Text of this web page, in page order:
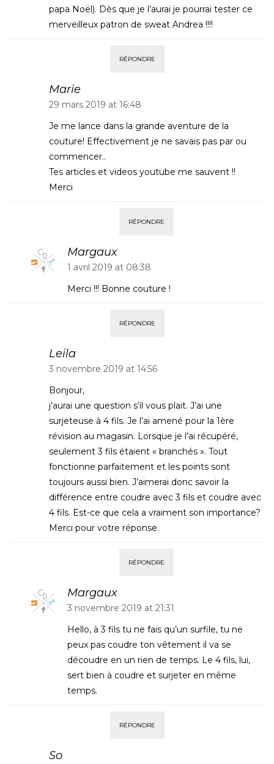
papa Noël). Dès que je l’aurai je pourrai tester ce
merveilleux patron de sweat Andrea !!!!
RÉPONDRE
Marie
29 mars 2019 at 16:48
Je me lance dans la grande aventure de la
couture! Effectivement je ne savais pas par ou
commencer..
Tes articles et videos youtube me sauvent !!
Merci
RÉPONDRE
Margaux
1 avril 2019 at 08:38
Merci !!! Bonne couture !
RÉPONDRE
Leila
3 novembre 2019 at 14:56
Bonjour,
j’aurai une question s’il vous plait. J’ai une
surjeteuse à 4 fils. Je l’ai amené pour la 1ère
révision au magasin. Lorsque je l’ai récupéré,
seulement 3 fils étaient « branchés ». Tout
fonctionne parfaitement et les points sont
toujours aussi bien. J’aimerai donc savoir la
différence entre coudre avec 3 fils et coudre avec
4 fils. Est-ce que cela a vraiment son importance?
Merci pour votre réponse.
RÉPONDRE
Margaux
3 novembre 2019 at 21:31
Hello, à 3 fils tu ne fais qu’un surfile, tu ne
peux pas coudre ton vêtement il va se
découdre en un rien de temps. Le 4 fils, lui,
sert bien à coudre et surjeter en même
temps.
RÉPONDRE
So